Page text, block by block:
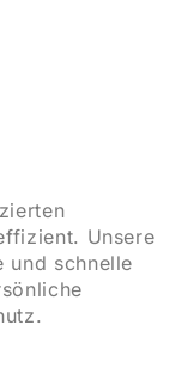
Unsere
und schnelle